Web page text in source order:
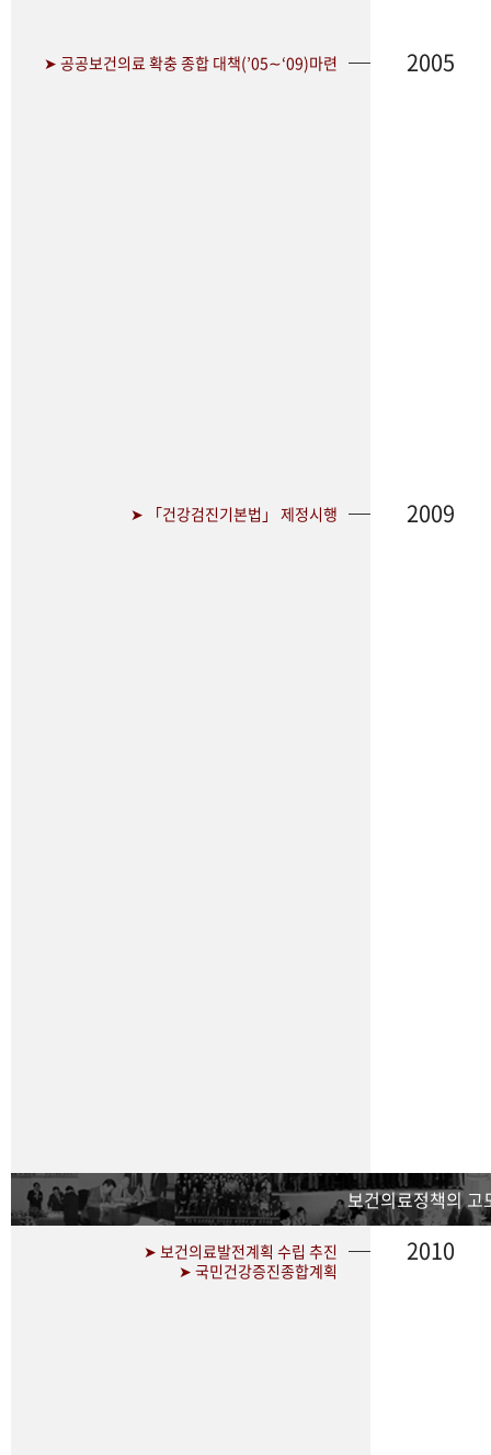
➤ 공공보건의료 확충 종합 대책(’05∼‘09)마련 2005
➤ 「건강검진기본법」 제정시행 2009
보건의료정책의 고
➤ 보건의료발전계획 수립 추진
➤ 국민건강증진종합계획
2010